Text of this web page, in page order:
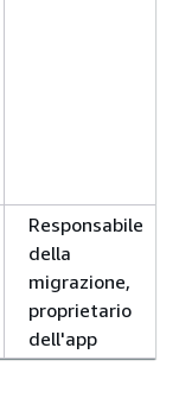
Responsabile
della
migrazione,
proprietario
dell'app